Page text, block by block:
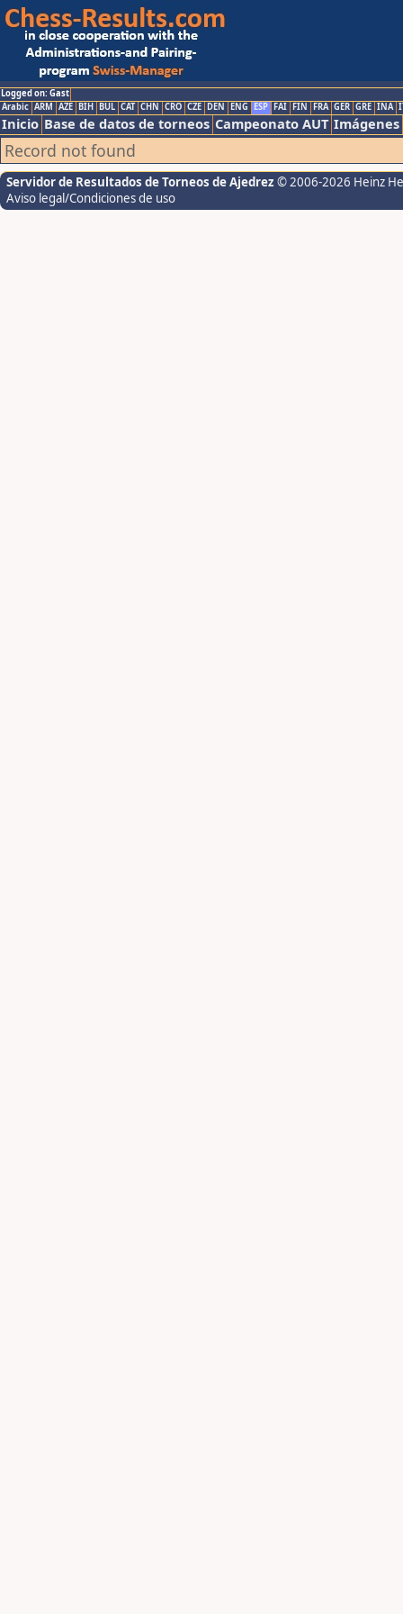
Logged on: Gast
Arabic ARM AZE BIH BUL CAT CHN CRO CZE DEN ENG ESP FAI FIN FRA GER GRE INA
Inicio Base de datos de torneos Campeonato AUT Imágenes
Record not found
Servidor de Resultados de Torneos de Ajedrez © 2006-2026 Heinz
Aviso legal/Condiciones de uso